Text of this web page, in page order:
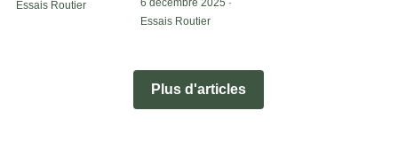
Essais Routier
6 décembre 2025 ·
Essais Routier
Plus d'articles